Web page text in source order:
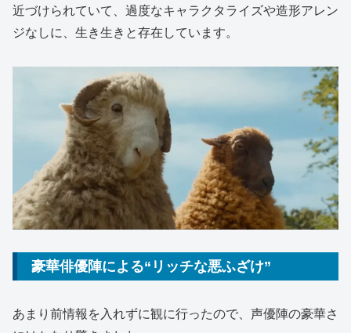
近づけられていて、過度なキャラクタライズや造形アレン
ジなしに、生き生きと存在しています。
豪華俳優陣による“リッチな悪ふざけ”
あまり前情報を入れずに観に行ったので、声優陣の豪華さ